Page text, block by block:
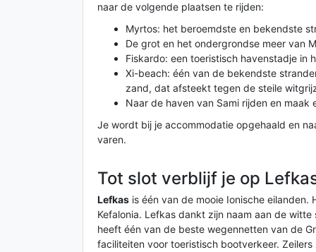
naar de volgende plaatsen te rijden:
Myrtos: het beroemdste en bekendste
De grot en het ondergrondse meer van
Fiskardo: een toeristisch havenstadje in
Xi-beach: één van de bekendste
zand, dat afsteekt tegen de steile
Naar de haven van Sami rijden en
Je wordt bij je accommodatie opgehaald en
varen.
Tot slot verblijf je op
Lefkas is één van de mooie Ionische
Kefalonia. Lefkas dankt zijn naam aan de
heeft één van de beste wegennetten van de
faciliteiten voor toeristisch bootverkeer.